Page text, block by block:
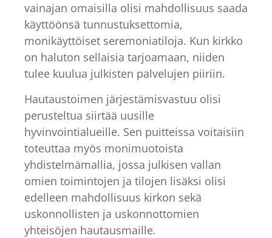
vainajan omaisilla olisi mahdollisuus saada
käyttöönsä tunnustuksettomia,
monikäyttöiset seremoniatiloja. Kun kirkko
on haluton sellaisia tarjoamaan, niiden
tulee kuulua julkisten palvelujen piiriin.
Hautaustoimen järjestämisvastuu olisi
perusteltua siirtää uusille
hyvinvointialueille. Sen puitteissa voitaisiin
toteuttaa myös monimuotoista
yhdistelmämallia, jossa julkisen vallan
omien toimintojen ja tilojen lisäksi olisi
edelleen mahdollisuus kirkon sekä
uskonnollisten ja uskonnottomien
yhteisöjen hautausmaille.